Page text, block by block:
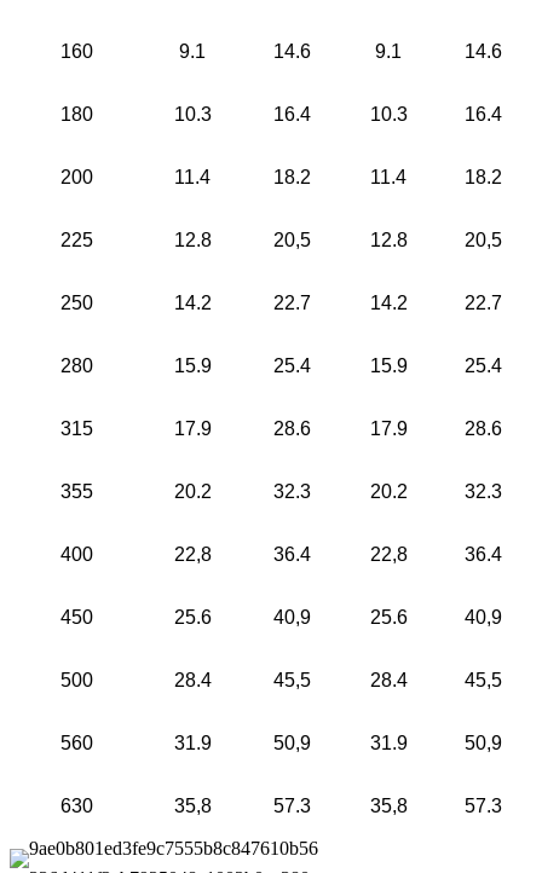
160 9.1 14.6 9.1 14.6
180 10.3 16.4 10.3 16.4
200 11.4 18.2 11.4 18.2
225 12.8 20,5 12.8 20,5
250 14.2 22.7 14.2 22.7
280 15.9 25.4 15.9 25.4
315 17.9 28.6 17.9 28.6
355 20.2 32.3 20.2 32.3
400 22,8 36.4 22,8 36.4
450 25.6 40,9 25.6 40,9
500 28.4 45,5 28.4 45,5
560 31.9 50,9 31.9 50,9
630 35,8 57.3 35,8 57.3